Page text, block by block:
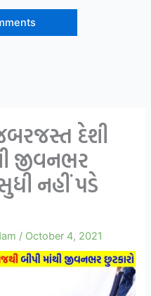
દેશી
જીવનભર
નહીં પડે
/ October 4, 2021